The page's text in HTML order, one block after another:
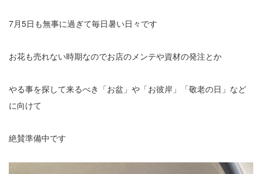
7月5日も無事に過ぎて毎日暑い日々です
お花も売れない時期なのでお店のメンテや資材の発注とか
やる事を探して来るべき「お盆」や「お彼岸」「敬老の日」など
に向けて
絶賛準備中です